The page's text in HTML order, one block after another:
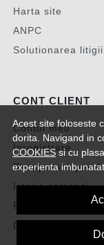
Acest site foloseste
dorita. Navigand in
COOKIESsi cu
experienta
Harta site
ANPC
Solutionarea
CONT CLIENT
Contul meu
Inregistrare
Recuperare
Istoric comenzi
Produse favorite
Devino Afiliat